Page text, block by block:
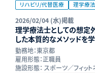
リハビリ/代替医療 理学療
2026/02/04 (水)掲載
理学療法士としての想定
した本質的なメソッドを
収UP可能】
勤務地：東京都
雇用形態：正職員
施設形態： スポーツ／フィッ